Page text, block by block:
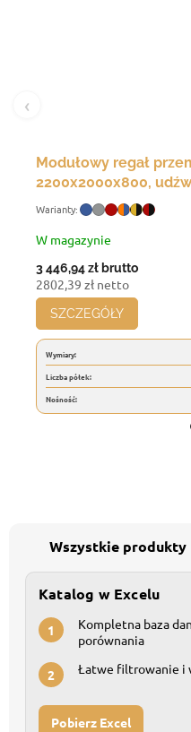
Modułowy regał
2200x2000x800,
W magazynie
3 446,94 zł brutto
2802,39 zł netto
SZCZEGÓŁY
Wymiary:
Liczba półek:
Nośność:
‹
Wszystkie
Katalog w Excelu
1
Kompletna baza
porównania
2 Łatwe filtrowanie i
Pobierz Excel